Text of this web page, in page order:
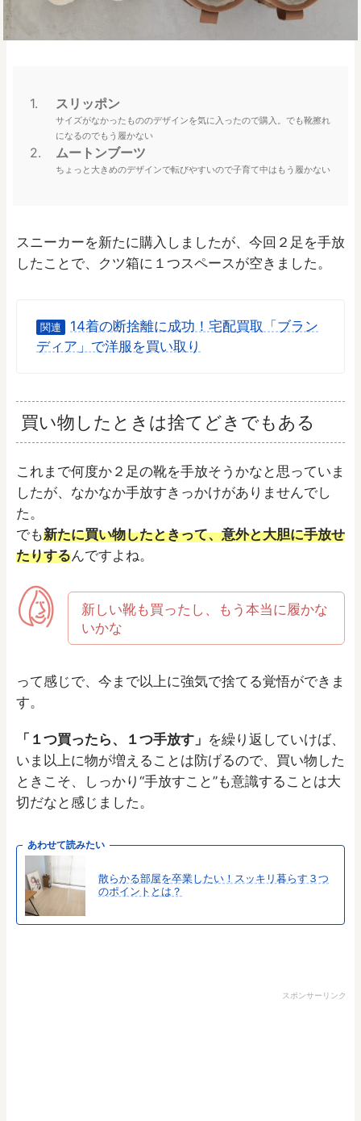
スリッポン
サイズがなかったもののデザインを気に入ったので購入。でも靴擦れ
になるのでもう履かない
ムートンブーツ
ちょっと大きめのデザインで転びやすいので子育て中はもう履かない
スニーカーを新たに購入しましたが、今回２足を手放
したことで、クツ箱に１つスペースが空きました。
関連
14着の断捨離に成功！宅配買取「ブラン
ディア」で洋服を買い取り
買い物したときは捨てどきでもある
これまで何度か２足の靴を手放そうかなと思っていま
したが、なかなか手放すきっかけがありませんでし
た。
でも新たに買い物したときって、意外と大胆に手放せ
たりするんですよね。
新しい靴も買ったし、もう本当に履かな
いかな
って感じで、今まで以上に強気で捨てる覚悟ができま
す。
「１つ買ったら、１つ手放す」 を繰り返していけば、
いま以上に物が増えることは防げるので、買い物した
ときこそ、しっかり“手放すこと”も意識することは大
切だなと感じました。
あわせて読みたい
散らかる部屋を卒業したい！スッキリ暮らす３つ
のポイントとは？
スポンサーリンク